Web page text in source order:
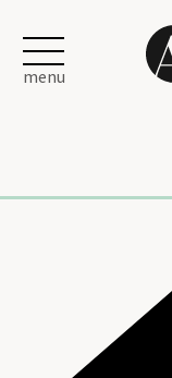
menu